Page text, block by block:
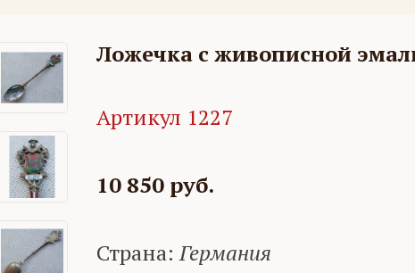
Ложечка с живописной
Артикул 1227
10 850 руб.
Страна:Германия